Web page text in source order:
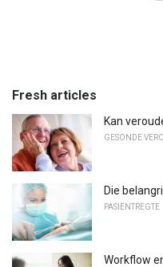
Fresh articles
Kan
GESONDE
Die
PASIËNTREGTE
Workflow